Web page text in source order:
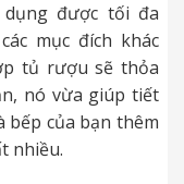
được tối đa
mục đích khác
tủ rượu sẽ thỏa
nó vừa giúp tiết
bếp của bạn thêm
nhiều.